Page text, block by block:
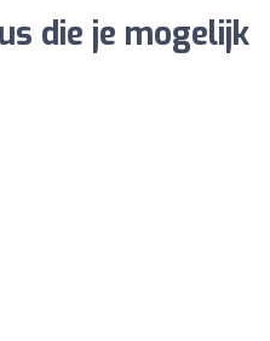
die je mogelijk